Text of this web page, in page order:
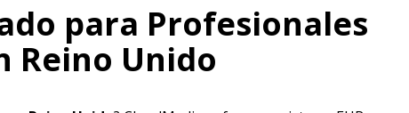
para Profesionales
Reino Unido